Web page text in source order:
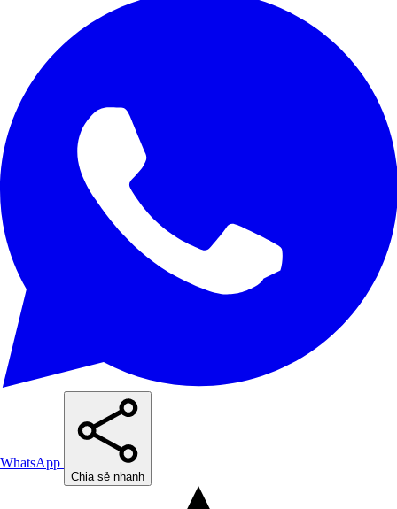
WhatsApp
Chia sẻ nhanh